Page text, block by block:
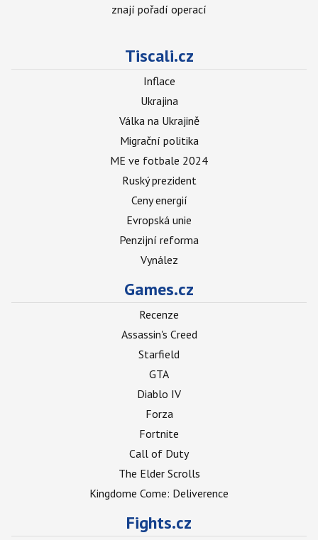
znají pořadí operací
Tiscali.cz
Inflace
Ukrajina
Válka na Ukrajině
Migrační politika
ME ve fotbale 2024
Ruský prezident
Ceny energií
Evropská unie
Penzijní reforma
Vynález
Games.cz
Recenze
Assassin's Creed
Starfield
GTA
Diablo IV
Forza
Fortnite
Call of Duty
The Elder Scrolls
Kingdome Come: Deliverence
Fights.cz